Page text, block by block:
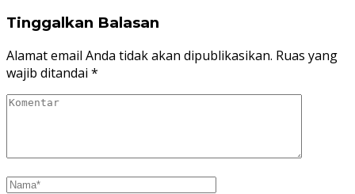
Tinggalkan Balasan
Alamat email Anda tidak akan dipublikasikan. Ruas yang
wajib ditandai *